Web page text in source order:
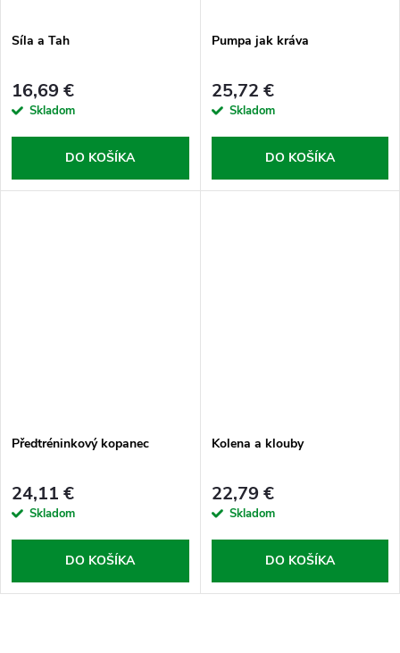
Síla a Tah
16,69 €
Skladom
DO KOŠÍKA
Pumpa jak kráva
25,72 €
Skladom
DO KOŠÍKA
Předtréninkový kopanec
24,11 €
Skladom
DO KOŠÍKA
Kolena a klouby
22,79 €
Skladom
DO KOŠÍKA